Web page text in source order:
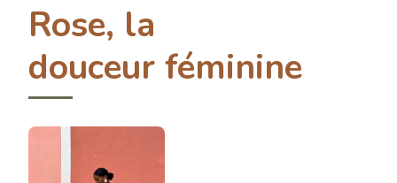
Rose, la
douceur féminine